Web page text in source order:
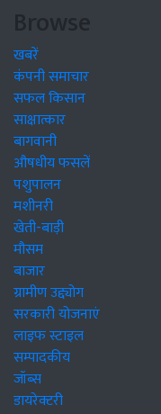
Browse
खबरें
कंपनी समाचार
सफल किसान
साक्षात्कार
बागवानी
औषधीय फसलें
पशुपालन
मशीनरी
खेती-बाड़ी
मौसम
बाजार
ग्रामीण उद्द्योग
सरकारी योजनाएं
लाइफ स्टाइल
सम्पादकीय
जॉब्स
डायरेक्टरी